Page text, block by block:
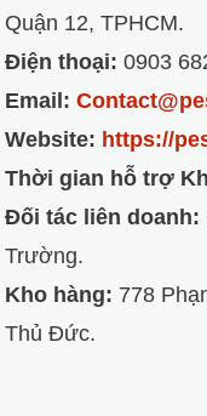
Quận 12, TPHCM.
Điện thoại: 0903
Email:
Website: https://
Thời gian hỗ trợ
Đối tác liên doanh:
Trường.
Kho hàng: 778
Thủ Đức.